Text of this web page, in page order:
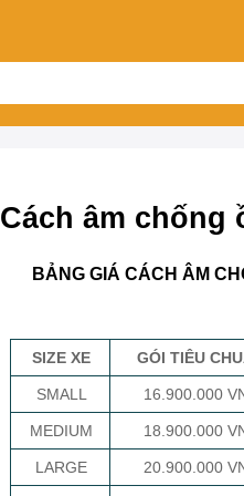
Cách âm chống
BẢNG GIÁ CÁCH ÂM
SIZE XE GÓI TIÊU
SMALL 16.900.000
MEDIUM 18.900.000
LARGE 20.900.000